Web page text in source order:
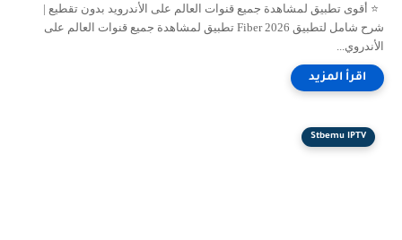
⭐ أقوى تطبيق لمشاهدة جميع قنوات العالم على الأندرويد بدون تقطيع |
شرح شامل لتطبيق Fiber 2026 تطبيق لمشاهدة جميع قنوات العالم على
الأندروي...
Stbemu IPTV